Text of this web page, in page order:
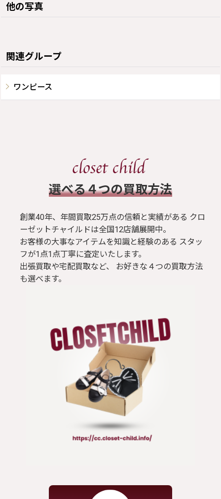
他の写真
関連グループ
ワンピース
​選べる４つの買取方法
創業40年、年間買取25万点の信頼と実績がある クロ
ーゼットチャイルドは全国12店舗展開中。
お客様の大事なアイテムを知識と経験のある スタッ
フが1点1点丁寧に査定いたします。
出張買取や宅配買取など、 お好きな４つの買取方法
も選べます。